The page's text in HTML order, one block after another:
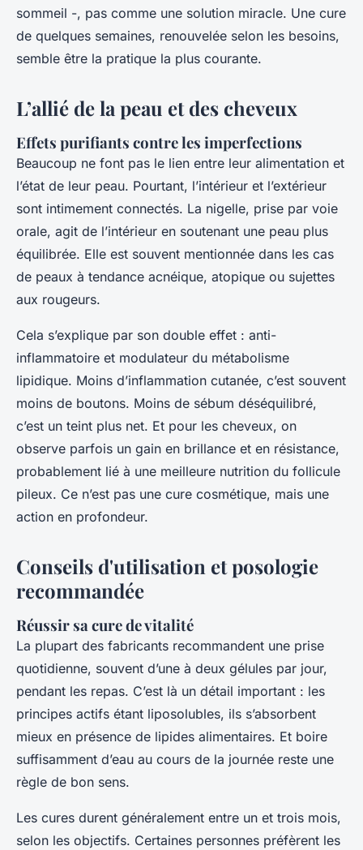
sommeil -, pas comme une solution miracle. Une cure
de quelques semaines, renouvelée selon les besoins,
semble être la pratique la plus courante.
L’allié de la peau et des cheveux
Effets purifiants contre les imperfections
Beaucoup ne font pas le lien entre leur alimentation et
l’état de leur peau. Pourtant, l’intérieur et l’extérieur
sont intimement connectés. La nigelle, prise par voie
orale, agit de l’intérieur en soutenant une peau plus
équilibrée. Elle est souvent mentionnée dans les cas
de peaux à tendance acnéique, atopique ou sujettes
aux rougeurs.
Cela s’explique par son double effet : anti-
inflammatoire et modulateur du métabolisme
lipidique. Moins d’inflammation cutanée, c’est souvent
moins de boutons. Moins de sébum déséquilibré,
c’est un teint plus net. Et pour les cheveux, on
observe parfois un gain en brillance et en résistance,
probablement lié à une meilleure nutrition du follicule
pileux. Ce n’est pas une cure cosmétique, mais une
action en profondeur.
Conseils d'utilisation et posologie
recommandée
Réussir sa cure de vitalité
La plupart des fabricants recommandent une prise
quotidienne, souvent d’une à deux gélules par jour,
pendant les repas. C’est là un détail important : les
principes actifs étant liposolubles, ils s’absorbent
mieux en présence de lipides alimentaires. Et boire
suffisamment d’eau au cours de la journée reste une
règle de bon sens.
Les cures durent généralement entre un et trois mois,
selon les objectifs. Certaines personnes préfèrent les